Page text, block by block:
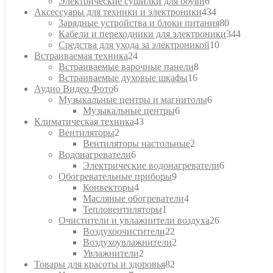
товаров
Аксессуары для техники и электроники434434
товара
Зарядные устройства и блоки питания8080
товаров
Кабели и переходники для электроники344344
Средства для ухода за электроникой1010
Встраиваемая техника2424
товара
Встраиваемые варочные панели88
Встраиваемые духовые шкафы1616
Аудио Видео Фото66
товаров
Музыкальные центры и магнитолы66
Музыкальные центры66
Климатическая техника4343
Вентиляторы2
товара
Вентиляторы настольные2
Водонагреватели66
товаров
Электрические водонагреватели66
Обогревательные приборы99
Конвекторы44
товара
Масляные обогреватели44
Тепловентиляторы1
товар
Очистители и увлажнители воздуха2626
Воздухоочистители22
товара
Воздухоувлажнители2
Увлажнители2
товара
Товары для красоты и здоровья82